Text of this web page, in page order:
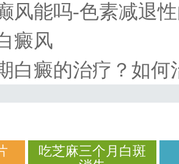
风能吗-色素减退
癜风
白癜的治疗？如何
吃芝麻三个月白斑